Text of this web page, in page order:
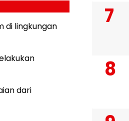
di lingkungan
dari